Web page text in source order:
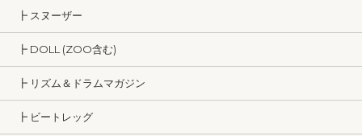
┣ スヌーザー
┣ DOLL (ZOO含む)
┣ リズム＆ドラムマガジン
┣ ビートレッグ